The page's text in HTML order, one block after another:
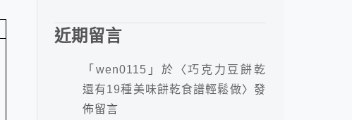
近期留言
「 wen0115 」於〈巧克力豆餅乾
還有19種美味餅乾食譜輕鬆做〉發
佈留言